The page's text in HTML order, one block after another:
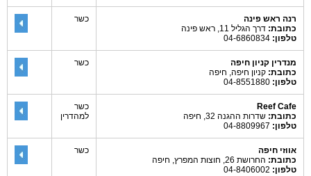
רנה ראש פינה
כתובת: דרך הגליל 11, ראש פינה
טלפון:
כשר
מנדרין קניון חיפה
כתובת: קניון חיפה, חיפה
טלפון:
כשר
Reef Cafe
כתובת: שדרות ההגנה 32, חיפה
טלפון:
כשר
למהדרין
אווזי חיפה
כתובת: החרושת 26, חוצות המפרץ, חיפה
טלפון:
כשר